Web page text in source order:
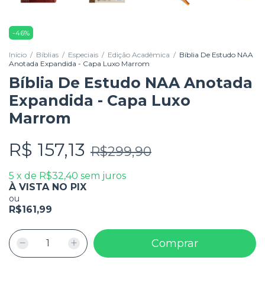
-46%
Início / Bíblias / Especiais / Edição Acadêmica / Bíblia De Estudo NAA
Anotada Expandida - Capa Luxo Marrom
Bíblia De Estudo NAA Anotada
Expandida - Capa Luxo
Marrom
R$ 157,13 R$299,90
5 x de R$32,40 sem juros
À VISTA NO PIX
ou
R$161,99